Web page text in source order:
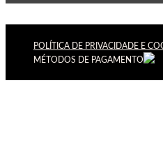
POLÍTICA DE PRIVACIDADE E
MÉTODOS DE PAGAMENTO